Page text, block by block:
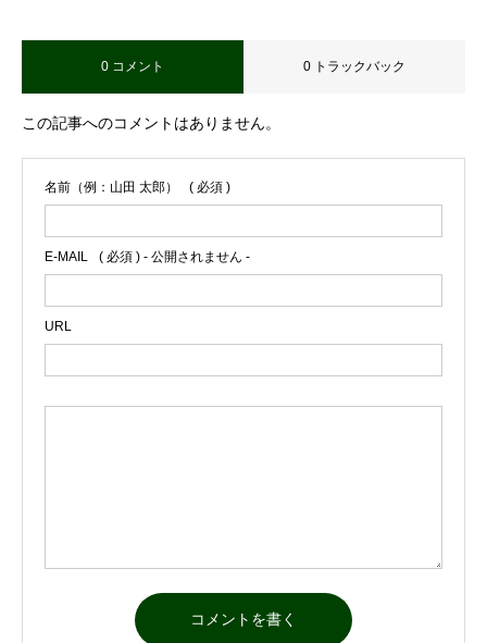
0 コメント 0 トラックバック
この記事へのコメントはありません。
名前（例：山田 太郎） ( 必須 )
E-MAIL ( 必須 ) - 公開されません -
URL
